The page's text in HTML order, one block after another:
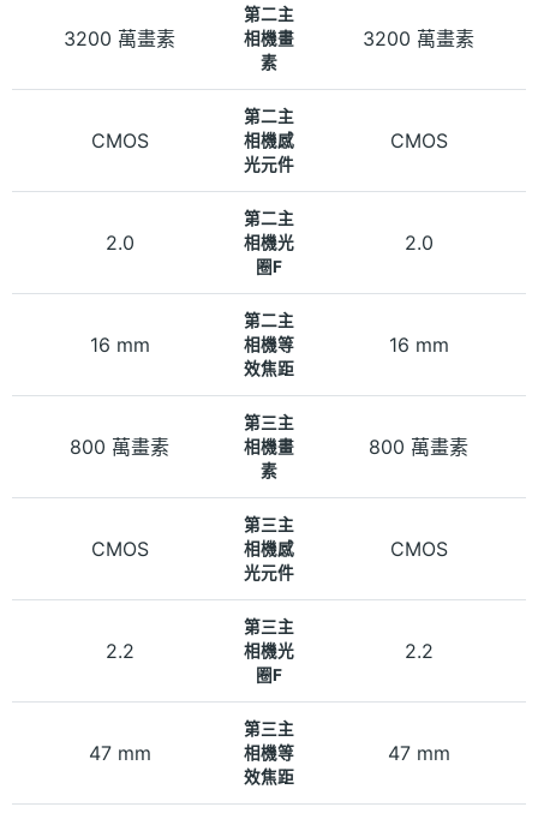
3200 萬畫素
第二主
相機畫
素
3200 萬畫素
CMOS
第二主
相機感
光元件
CMOS
2.0
第二主
相機光
圈F
2.0
16 mm
第二主
相機等
效焦距
16 mm
800 萬畫素
第三主
相機畫
素
800 萬畫素
CMOS
第三主
相機感
光元件
CMOS
2.2
第三主
相機光
圈F
2.2
47 mm
第三主
相機等
效焦距
47 mm